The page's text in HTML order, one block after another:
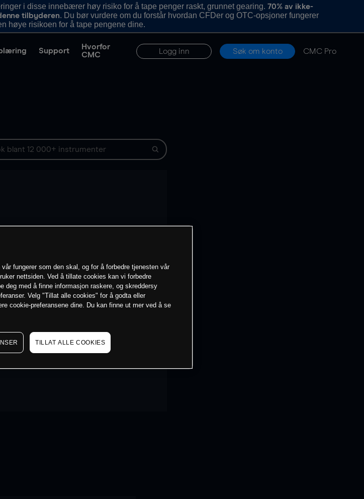
i disse innebærer høy risiko for å tape penger raskt, grunnet gearing.70% av ikke-
tilbyderen. Du bør vurdere om du forstår hvordan CFDer og OTC-opsjoner fungerer
høye risikoen for å tape pengene dine.
Support
Hvorfor
CMC
Logg inn Søk om konto CMC Pro
fungerer som den skal, og for å forbedre tjenesten vår
nettsiden. Ved å tillate cookies kan vi forbedre
deg med å finne informasjon raskere, og skreddersy
Velg "Tillat alle cookies" for å godta eller
cookie-preferansene dine. Du kan finne ut mer ved å se
TILLAT ALLE COOKIES